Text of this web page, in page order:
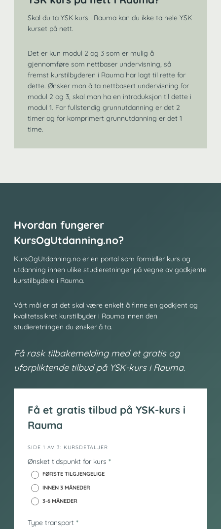
Skal du ta YSK kurs i Rauma kan du ikke ta hele YSK
kurset på nett.
Det er kun modul 2 og 3 som er mulig å
gjennomføre som nettbaser undervisning, så
fremst kurstilbyderen i Rauma har lagt til rette for
dette. Ønsker man å ta nettbasert undervisning for
modul 2 og 3, skal man ha en introduksjon til dette i
modul 1. For fullstendig grunnutdanning er det 2
timer og for komprimert grunnutdanning er det 1
time.
Hvordan fungerer
KursOgUtdanning.no?
KursOgUtdanning.no er en portal som formidler kurs og
utdanning innen ulike studieretninger på vegne av godkjente
kurstilbydere i Rauma.
Vårt mål er at det skal være enkelt å finne en godkjent og
kvalitetssikret kurstilbyder i Rauma innen den
studieretningen du ønsker å ta.
Få rask tilbakemelding med et gratis og
uforpliktende tilbud på YSK-kurs i Rauma.
Få et gratis tilbud på YSK-kurs i
Rauma
i
n
o
_
SIDE 1 AV 3: KURSDETALJER
Ønsket tidspunkt for kurs *
FØRSTE TILGJENGELIGE
INNEN 3 MÅNEDER
3-6 MÅNEDER
Type transport *